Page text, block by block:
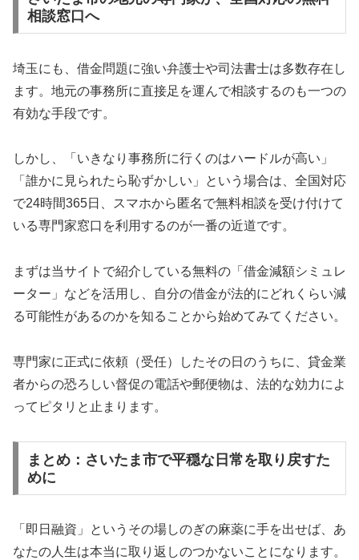
相談窓口へ
埼玉にも、借金問題に強い弁護士や司法書士は多数存在し
ます。地元の事務所に直接足を運んで相談するのも一つの
有効な手段です。
しかし、「いきなり事務所に行くのはハードルが高い」
「誰かに見られたら恥ずかしい」という場合は、全国対応
で24時間365日、スマホから匿名で無料相談を受け付けて
いる専門家窓口を利用するのが一番の近道です。
まずは当サイトで紹介している無料の「借金減額シミュレ
ーター」などを活用し、自分の借金が法的にどれくらい減
る可能性があるのかを知ることから始めてみてください。
専門家に正式に依頼（受任）したその日のうちに、貸金業
者からの恐ろしい督促の電話や郵便物は、法的な効力によ
ってピタリと止まります。
まとめ：さいたま市で平穏な日常を取り戻すた
めに
「即日融資」というその場しのぎの麻薬に手を出せば、あ
なたの人生は本当に取り返しのつかないことになります。